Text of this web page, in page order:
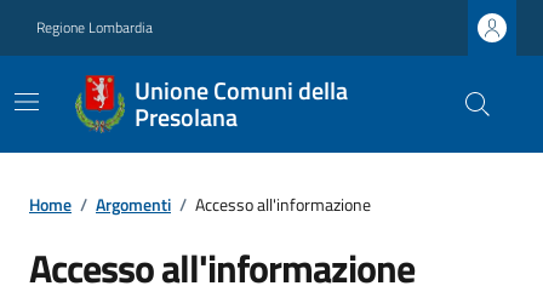
Regione Lombardia
Unione Comuni della
Presolana
Home / Argomenti / Accesso all'informazione
Accesso all'informazione